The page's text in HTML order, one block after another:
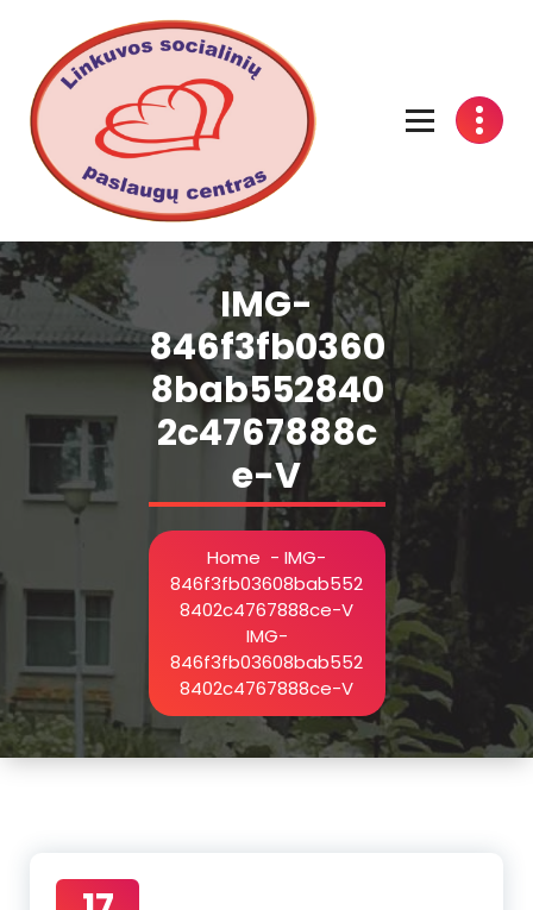
IMG-
846f3fb0360
8bab552840
2c4767888c
e-V
Home - IMG-
846f3fb03608bab552
8402c4767888ce-V
IMG-
846f3fb03608bab552
8402c4767888ce-V